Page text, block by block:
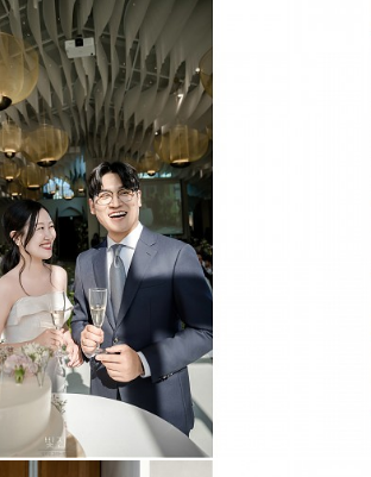
세인트메리스강남